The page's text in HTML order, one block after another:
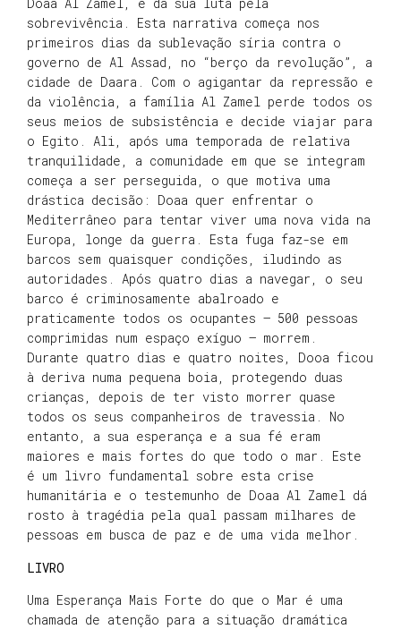
sobrevivência. Esta narrativa começa nos
primeiros dias da sublevação síria contra o
governo de Al Assad, no “berço da revolução”, a
cidade de Daara. Com o agigantar da repressão e
da violência, a família Al Zamel perde todos os
seus meios de subsistência e decide viajar para
o Egito. Ali, após uma temporada de relativa
tranquilidade, a comunidade em que se integram
começa a ser perseguida, o que motiva uma
drástica decisão: Doaa quer enfrentar o
Mediterrâneo para tentar viver uma nova vida na
Europa, longe da guerra. Esta fuga faz-se em
barcos sem quaisquer condições, iludindo as
autoridades. Após quatro dias a navegar, o seu
barco é criminosamente abalroado e
praticamente todos os ocupantes – 500 pessoas
comprimidas num espaço exíguo – morrem.
Durante quatro dias e quatro noites, Dooa ficou
à deriva numa pequena boia, protegendo duas
crianças, depois de ter visto morrer quase
todos os seus companheiros de travessia. No
entanto, a sua esperança e a sua fé eram
maiores e mais fortes do que todo o mar. Este
é um livro fundamental sobre esta crise
humanitária e o testemunho de Doaa Al Zamel dá
rosto à tragédia pela qual passam milhares de
pessoas em busca de paz e de uma vida melhor.
LIVRO
Uma Esperança Mais Forte do que o Mar é uma
chamada de atenção para a situação dramática